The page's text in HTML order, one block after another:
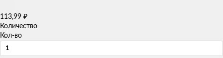
113,99 ₽
Количество
Кол-во